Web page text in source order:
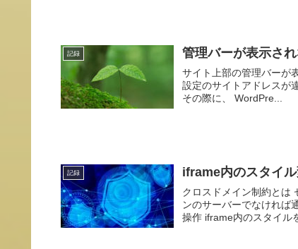
記録 管理バーが表示さ
サイト上部の管理バーが
設定のサイトアドレスが
その際に、 WordPre...
記録 iframe内のスタイル
クロスドメイン制約とは
ンのサーバーでなければ
操作 iframe内のスタイル